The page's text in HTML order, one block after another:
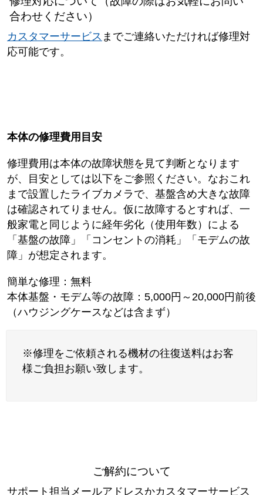
合わせください）
カスタマーサービス までご連絡いただければ修理対
応可能です。
本体の修理費用目安
修理費用は本体の故障状態を見て判断となります
が、目安としては以下をご参照ください。なおこれ
まで設置したライブカメラで、基盤含め大きな故障
は確認されてりません。仮に故障するとすれば、一
般家電と同じように経年劣化（使用年数）による
「基盤の故障」「コンセントの消耗」「モデムの故
障」が想定されます。
簡単な修理：無料
本体基盤・モデム等の故障：5,000円～20,000円前後
（ハウジングケースなどは含まず）
※修理をご依頼される機材の往復送料はお客
様ご負担お願い致します。
ご解約について
サポート担当メールアドレスかカスタマーサービス